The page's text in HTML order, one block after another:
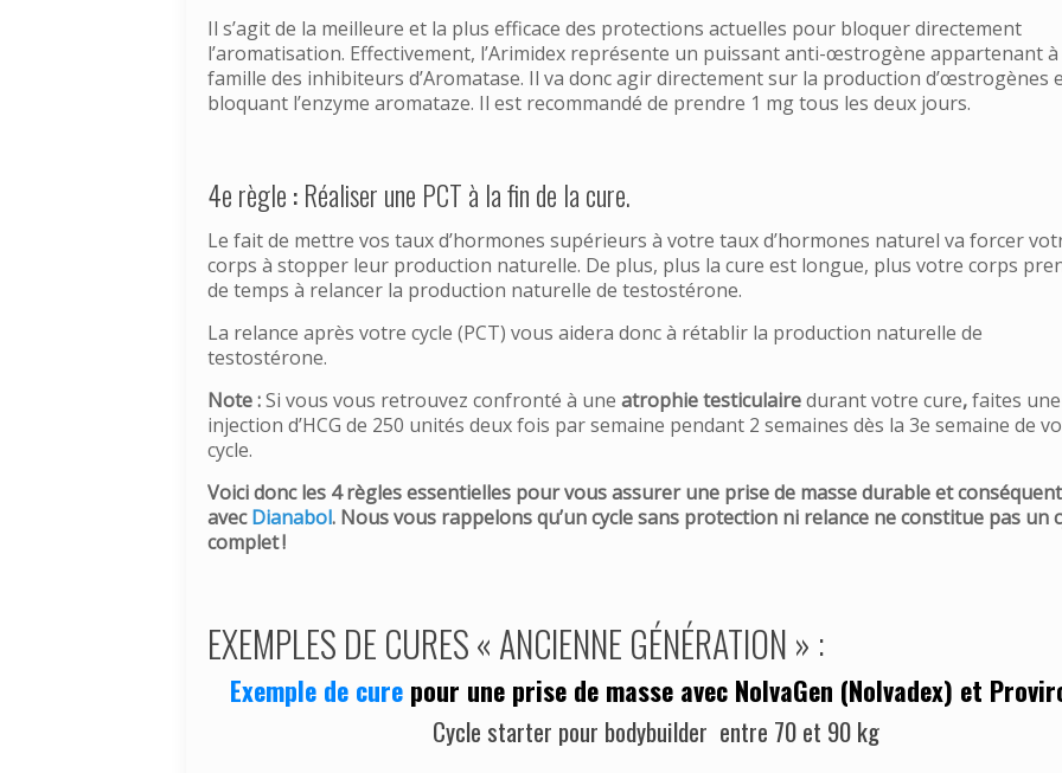
Il s’agit de la meilleure et la plus efficace des protections actuelles pour bloquer directement
l’aromatisation. Effectivement, l’Arimidex représente un puissant anti-œstrogène appartenant à
famille des inhibiteurs d’Aromatase. Il va donc agir directement sur la production d’œstrogènes
bloquant l’enzyme aromataze. Il est recommandé de prendre 1 mg tous les deux jours.
4e règle : Réaliser une PCT à la fin de la cure.
Le fait de mettre vos taux d’hormones supérieurs à votre taux d’hormones naturel va forcer
corps à stopper leur production naturelle. De plus, plus la cure est longue, plus votre corps
de temps à relancer la production naturelle de testostérone.
La relance après votre cycle (PCT) vous aidera donc à rétablir la production naturelle de
testostérone.
Note :Si vous vous retrouvez confronté à une atrophie testiculairedurant votre cure,faites une
injection d’HCG de 250 unités deux fois par semaine pendant 2 semaines dès la 3e semaine de
cycle.
Voici donc les 4 règles essentielles pour vous assurer une prise de masse durable et
avecDianabol. Nous vous rappelons qu’un cycle sans protection ni relance ne constitue pas un
complet !
EXEMPLES DE CURES « ANCIENNE GÉNÉRATION » :
Exemple de cure pour une prise de masse avec NolvaGen (Nolvadex) et
Cycle starter pour bodybuilder entre 70 et 90 kg